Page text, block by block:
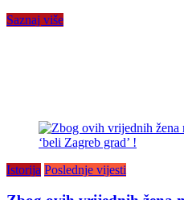
Saznaj više
Istorija Poslednje vijesti